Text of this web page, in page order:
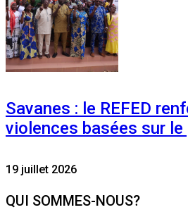
Savanes : le REFED
violences basées sur le
19 juillet 2026
QUI SOMMES-NOUS?